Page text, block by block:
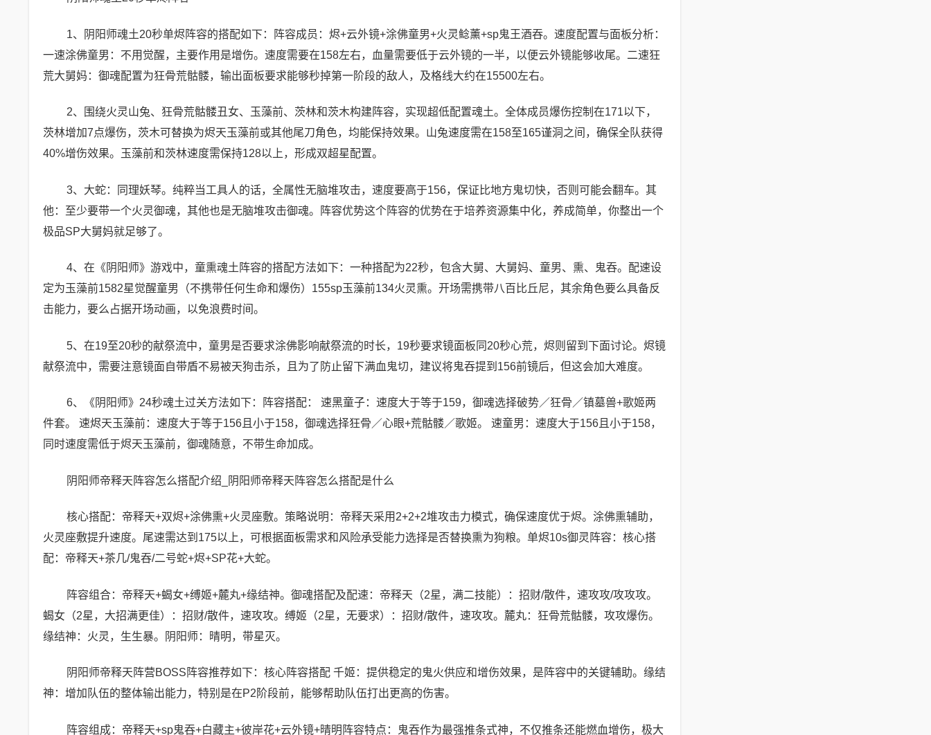
1、阴阳师魂土20秒单烬阵容的搭配如下：阵容成员：烬+云外镜+涂佛童男+火灵鲶薰+sp鬼王酒吞。速度配置与面板分析：
一速涂佛童男：不用觉醒，主要作用是增伤。速度需要在158左右，血量需要低于云外镜的一半，以便云外镜能够收尾。二速狂
荒大舅妈：御魂配置为狂骨荒骷髅，输出面板要求能够秒掉第一阶段的敌人，及格线大约在15500左右。
2、围绕火灵山兔、狂骨荒骷髅丑女、玉藻前、茨林和茨木构建阵容，实现超低配置魂土。全体成员爆伤控制在171以下，
茨林增加7点爆伤，茨木可替换为烬天玉藻前或其他尾刀角色，均能保持效果。山兔速度需在158至165谨洞之间，确保全队获得
40%增伤效果。玉藻前和茨林速度需保持128以上，形成双超星配置。
3、大蛇：同理妖琴。纯粹当工具人的话，全属性无脑堆攻击，速度要高于156，保证比地方鬼切快，否则可能会翻车。其
他：至少要带一个火灵御魂，其他也是无脑堆攻击御魂。阵容优势这个阵容的优势在于培养资源集中化，养成简单，你整出一个
极品SP大舅妈就足够了。
4、在《阴阳师》游戏中，童熏魂土阵容的搭配方法如下：一种搭配为22秒，包含大舅、大舅妈、童男、熏、鬼吞。配速设
定为玉藻前1582星觉醒童男（不携带任何生命和爆伤）155sp玉藻前134火灵熏。开场需携带八百比丘尼，其余角色要么具备反
击能力，要么占据开场动画，以免浪费时间。
5、在19至20秒的献祭流中，童男是否要求涂佛影响献祭流的时长，19秒要求镜面板同20秒心荒，烬则留到下面讨论。烬镜
献祭流中，需要注意镜面自带盾不易被天狗击杀，且为了防止留下满血鬼切，建议将鬼吞提到156前镜后，但这会加大难度。
6、《阴阳师》24秒魂土过关方法如下：阵容搭配： 速黑童子：速度大于等于159，御魂选择破势／狂骨／镇墓兽+歌姬两
件套。 速烬天玉藻前：速度大于等于156且小于158，御魂选择狂骨／心眼+荒骷髅／歌姬。 速童男：速度大于156且小于158，
同时速度需低于烬天玉藻前，御魂随意，不带生命加成。
阴阳师帝释天阵容怎么搭配介绍_阴阳师帝释天阵容怎么搭配是什么
核心搭配：帝释天+双烬+涂佛熏+火灵座敷。策略说明：帝释天采用2+2+2堆攻击力模式，确保速度优于烬。涂佛熏辅助，
火灵座敷提升速度。尾速需达到175以上，可根据面板需求和风险承受能力选择是否替换熏为狗粮。单烬10s御灵阵容：核心搭
配：帝释天+茶几/鬼吞/二号蛇+烬+SP花+大蛇。
阵容组合：帝释天+蝎女+缚姬+麓丸+缘结神。御魂搭配及配速：帝释天（2星，满二技能）：招财/散件，速攻攻/攻攻攻。
蝎女（2星，大招满更佳）：招财/散件，速攻攻。缚姬（2星，无要求）：招财/散件，速攻攻。麓丸：狂骨荒骷髅，攻攻爆伤。
缘结神：火灵，生生暴。阴阳师：晴明，带星灭。
阴阳师帝释天阵营BOSS阵容推荐如下：核心阵容搭配 千姬：提供稳定的鬼火供应和增伤效果，是阵容中的关键辅助。缘结
神：增加队伍的整体输出能力，特别是在P2阶段前，能够帮助队伍打出更高的伤害。
阵容组成：帝释天+sp鬼吞+白藏主+彼岸花+云外镜+晴明阵容特点：鬼吞作为最强推条式神，不仅推条还能燃血增伤，极大